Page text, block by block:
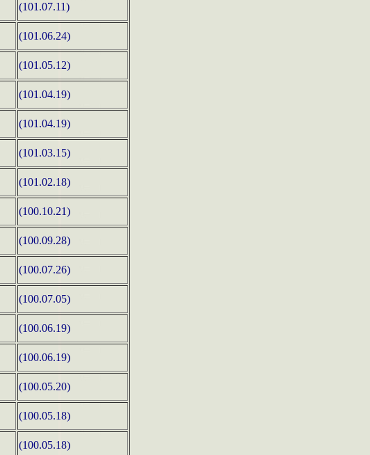
(101.07.11)
(101.06.24)
(101.05.12)
(101.04.19)
(101.04.19)
(101.03.15)
(101.02.18)
(100.10.21)
(100.09.28)
(100.07.26)
(100.07.05)
(100.06.19)
(100.06.19)
(100.05.20)
(100.05.18)
(100.05.18)